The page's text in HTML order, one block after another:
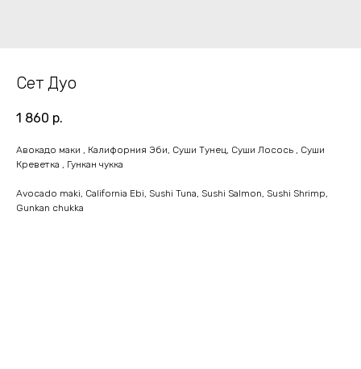
Сет Дуо
1 860 р.
Авокадо маки , Калифорния Эби, Суши Тунец, Суши Лосось , Суши
Креветка , Гункан чукка
Avocado maki, California Ebi, Sushi Tuna, Sushi Salmon, Sushi Shrimp,
Gunkan chukka